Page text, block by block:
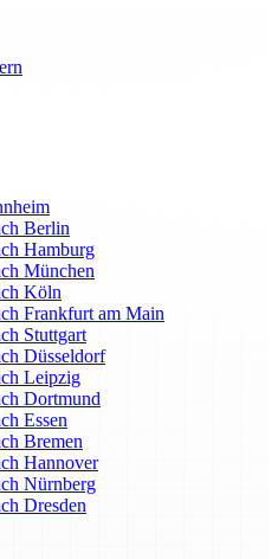
Berlin
Hamburg
München
Köln
Frankfurt am Main
Stuttgart
Düsseldorf
Leipzig
Dortmund
Essen
Bremen
Hannover
Nürnberg
Dresden